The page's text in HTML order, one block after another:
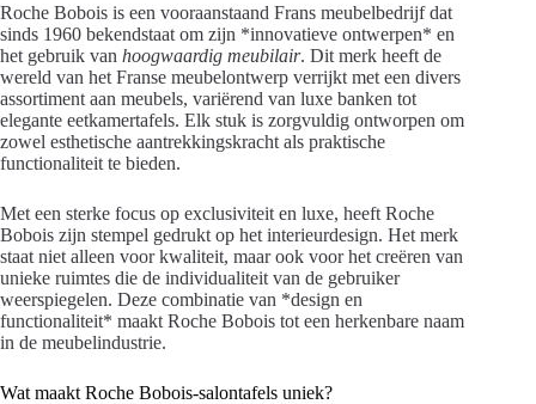
Roche Bobois is een vooraanstaand Frans meubelbedrijf dat
sinds 1960 bekendstaat om zijn *innovatieve ontwerpen* en
het gebruik van hoogwaardig meubilair. Dit merk heeft de
wereld van het Franse meubelontwerp verrijkt met een divers
assortiment aan meubels, variërend van luxe banken tot
elegante eetkamertafels. Elk stuk is zorgvuldig ontworpen om
zowel esthetische aantrekkingskracht als praktische
functionaliteit te bieden.
Met een sterke focus op exclusiviteit en luxe, heeft Roche
Bobois zijn stempel gedrukt op het interieurdesign. Het merk
staat niet alleen voor kwaliteit, maar ook voor het creëren van
unieke ruimtes die de individualiteit van de gebruiker
weerspiegelen. Deze combinatie van *design en
functionaliteit* maakt Roche Bobois tot een herkenbare naam
in de meubelindustrie.
Wat maakt Roche Bobois-salontafels uniek?